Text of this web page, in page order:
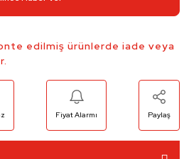
edilmiş ürünlerde iade veya
Fiyat Alarmı Paylaş